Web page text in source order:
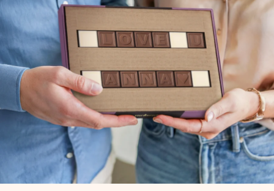
4,8 bei Google Reviews (Gesamtergebnis aller Länder, in
die wir versenden).
Mit Liebe gemacht, im Handumdrehen
Erstelle etwas Einzigartiges in wenigen Schritten – mit
ihrem Namen, deinem Foto oder einer Nachricht von
Herzen. Kein Stress, nur pure Liebe für den perfekten
Moment.